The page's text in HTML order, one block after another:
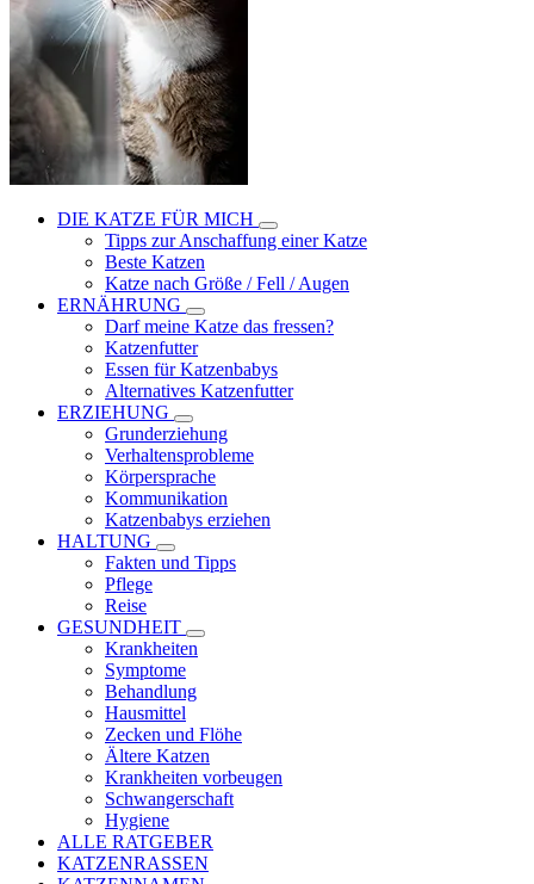
DIE KATZE FÜR MICH
Tipps zur Anschaffung einer Katze
Beste Katzen
Katze nach Größe / Fell / Augen
ERNÄHRUNG
Darf meine Katze das fressen?
Katzenfutter
Essen für Katzenbabys
Alternatives Katzenfutter
ERZIEHUNG
Grunderziehung
Verhaltensprobleme
Körpersprache
Kommunikation
Katzenbabys erziehen
HALTUNG
Fakten und Tipps
Pflege
Reise
GESUNDHEIT
Krankheiten
Symptome
Behandlung
Hausmittel
Zecken und Flöhe
Ältere Katzen
Krankheiten vorbeugen
Schwangerschaft
Hygiene
ALLE RATGEBER
KATZENRASSEN